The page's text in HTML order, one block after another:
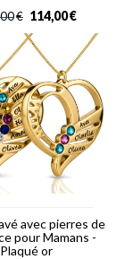
€ €
114,00
avec pierres de
pour Mamans -
Plaqué or